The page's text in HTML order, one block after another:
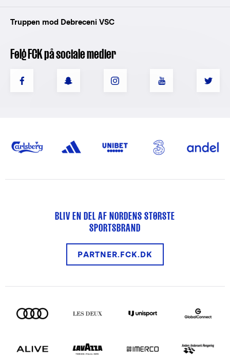
Truppen mod Debreceni VSC
Følg FCK på sociale medier
BLIV EN DEL AF NORDENS STØRSTE
SPORTSBRAND
PARTNER.FCK.DK